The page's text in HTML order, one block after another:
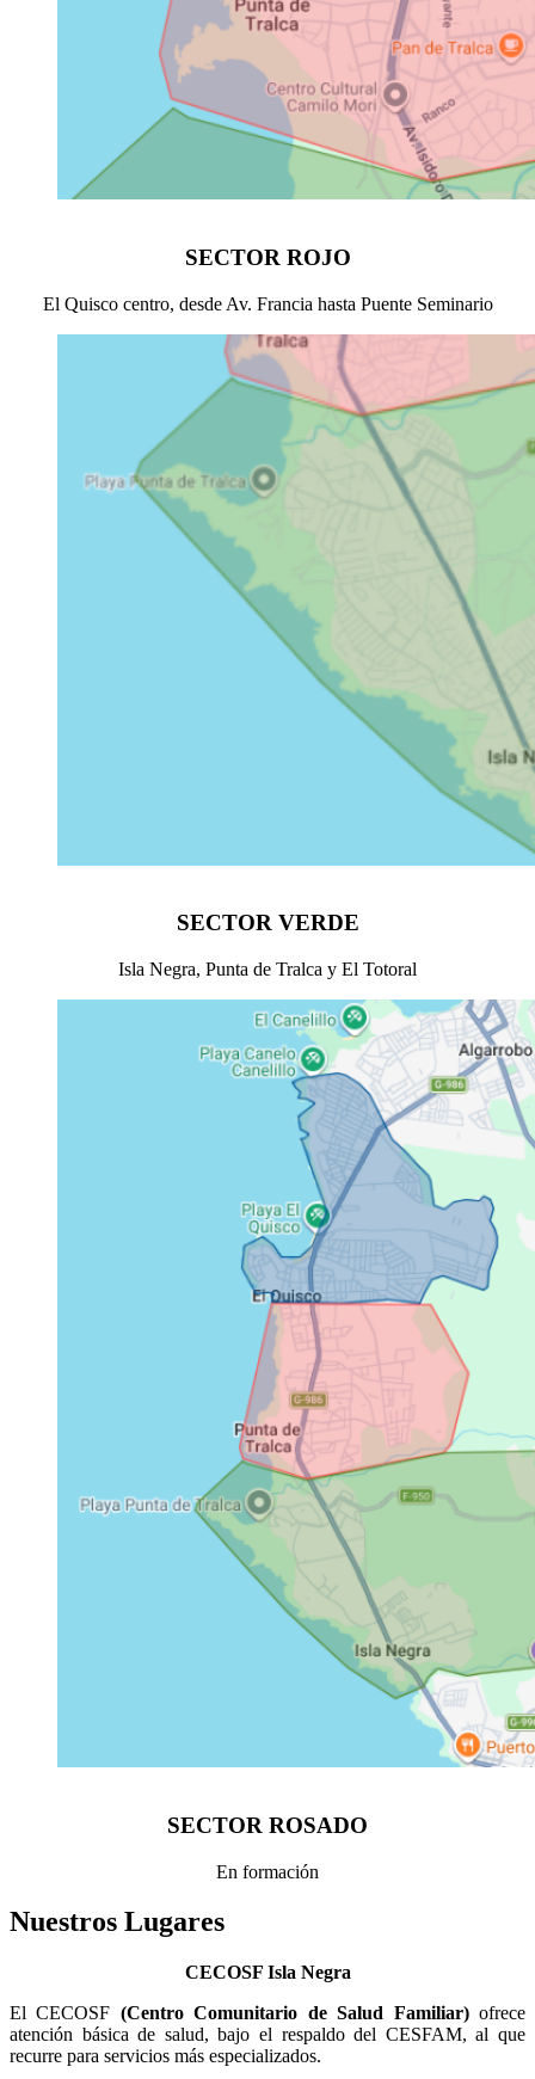
SECTOR ROJO
El Quisco centro, desde Av. Francia hasta Puente Seminario
SECTOR VERDE
Isla Negra, Punta de Tralca y El Totoral
SECTOR ROSADO
En formación
Nuestros Lugares
CECOSF Isla Negra
El CECOSF (Centro Comunitario de Salud Familiar)ofrece
atención básica de salud, bajo el respaldo del CESFAM, al que
recurre para servicios más especializados.